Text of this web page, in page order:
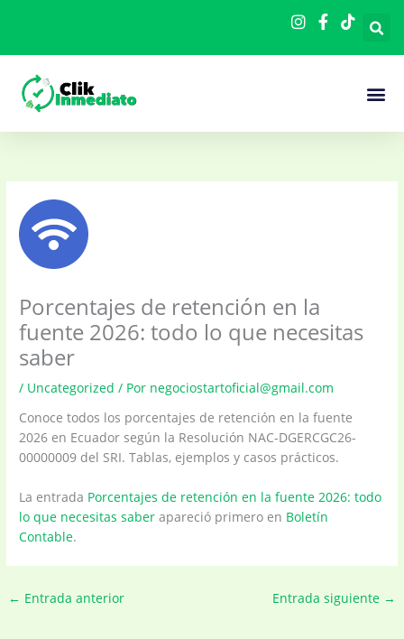
Porcentajes de retención en la
fuente 2026: todo lo que necesitas
saber
/ Uncategorized / Por negociostartoficial@gmail.com
Conoce todos los porcentajes de retención en la fuente
2026 en Ecuador según la Resolución NAC-DGERCGC26-
00000009 del SRI. Tablas, ejemplos y casos prácticos.
La entrada Porcentajes de retención en la fuente 2026: todo
lo que necesitas saber apareció primero en Boletín
Contable.
← Entrada anterior Entrada siguiente →